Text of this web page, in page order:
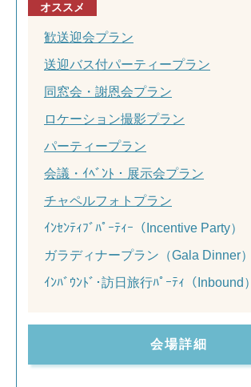
オススメ
歓送迎会プラン
送迎バス付パーティープラン
同窓会・謝恩会プラン
ロケーション撮影プラン
パーティープラン
会議・ｲﾍﾞﾝﾄ・展示会プラン
チャペルフォトプラン
ｲﾝｾﾝﾃｨﾌﾞﾊﾟｰﾃｨｰ（Incentive Party）
ガラディナープラン（Gala Dinner）
ｲﾝﾊﾞｳﾝﾄﾞ･訪日旅行ﾊﾟｰﾃｨ（Inbound）
会場詳細